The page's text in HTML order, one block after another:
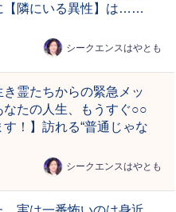
【隣にいる異性】は……
シークエンスはやとも
霊たちからの緊急メッ
なたの人生、もうすぐ○○
！】訪れる“普通じゃな
シークエンスはやとも